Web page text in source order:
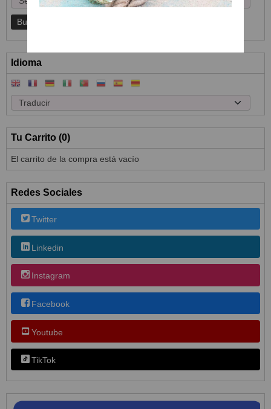
Idioma
Tu Carrito (0)
El carrito de la compra está vacío
Redes Sociales
Twitter
Linkedin
Instagram
Facebook
Youtube
TikTok